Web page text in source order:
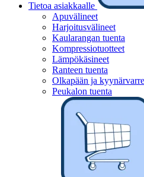
Tietoa asiakkaalle
Apuvälineet
Harjoitusvälineet
Kaularangan tuenta
Kompressiotuotteet
Lämpökäsineet
Ranteen tuenta
Olkapään ja
Peukalon tuenta